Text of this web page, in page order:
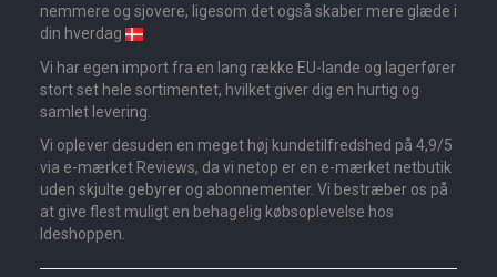
nemmere og sjovere, ligesom det også skaber mere glæde i
din hverdag
Vi har egen import fra en lang række EU-lande og lagerfører
stort set hele sortimentet, hvilket giver dig en hurtig og
samlet levering.
Vi oplever desuden en meget høj kundetilfredshed på 4,9/5
via e-mærket Reviews, da vi netop er en e-mærket netbutik
uden skjulte gebyrer og abonnementer. Vi bestræber os på
at give flest muligt en behagelig købsoplevelse hos
Ideshoppen.